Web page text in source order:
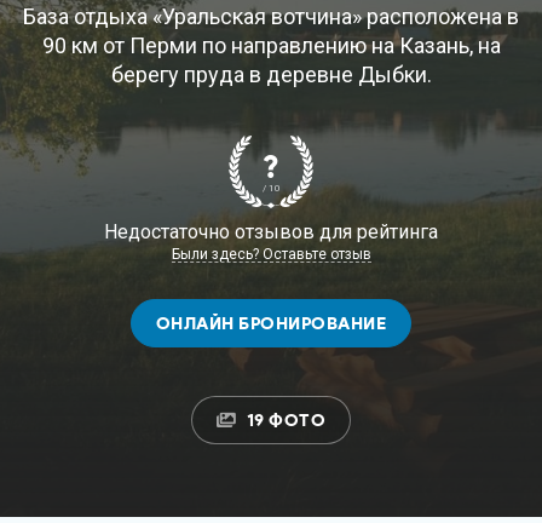
База отдыха «Уральская вотчина» расположена в
90 км от Перми по направлению на Казань, на
берегу пруда в деревне Дыбки.
?
/ 10
Недостаточно отзывов для рейтинга
Были здесь? Оставьте отзыв
ОНЛАЙН БРОНИРОВАНИЕ
19 ФОТО